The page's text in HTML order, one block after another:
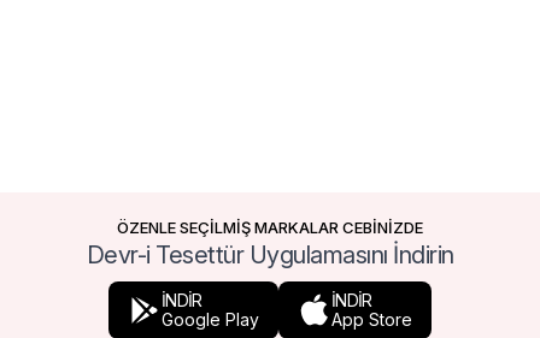
ÖZENLE SEÇİLMİŞ MARKALAR CEBİNİZDE
Devr-i Tesettür Uygulamasını İndirin
İNDİR
Google Play
İNDİR
App Store